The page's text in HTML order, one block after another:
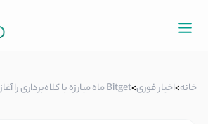
خانه>اخبار فوری>Bitget ماه مبارزه با کلاه‌برداری را آغاز می‌کند در...